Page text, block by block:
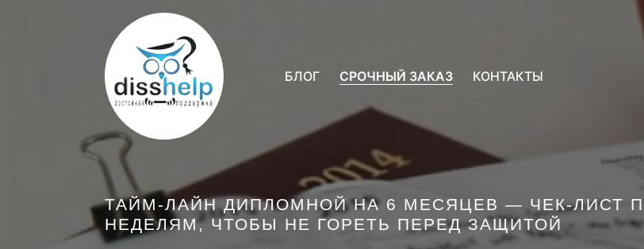
БЛОГ СРОЧНЫЙ ЗАКАЗ КОНТАКТЫ
ТАЙМ-ЛАЙН ДИПЛОМНОЙ НА 6 МЕСЯЦЕВ — ЧЕК-ЛИСТ
НЕДЕЛЯМ, ЧТОБЫ НЕ ГОРЕТЬ ПЕРЕД ЗАЩИТОЙ